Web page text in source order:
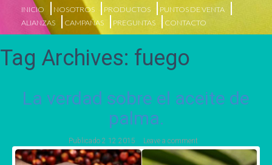
INICIO NOSOTROS PRODUCTOS
PUNTOS DE VENTA
ALIANZAS
CAMPAÑAS PREGUNTAS CONTACTO
Tag Archives: fuego
La verdad sobre el aceite de
palma.
Publicado 2 12 2015 Leave a comment